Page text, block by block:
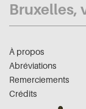
Bruxelles,
À propos
Abréviations
Remerciements
Crédits